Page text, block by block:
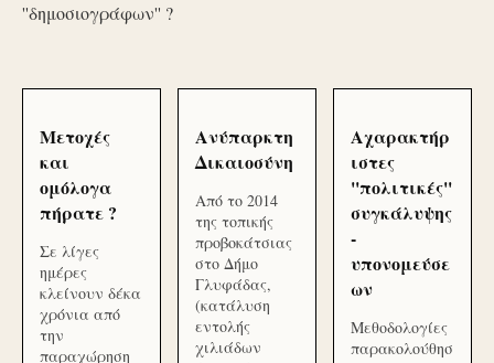
''δημοσιογράφων'' ?
Μετοχές
και
ομόλογα
πήρατε ?
Σε λίγες
ημέρες
κλείνουν δέκα
χρόνια από
την
παραχώρηση
Ανύπαρκτη
Δικαιοσύνη
Από το 2014
της τοπικής
προβοκάτσιας
στο Δήμο
Γλυφάδας,
(κατάλυση
εντολής
χιλιάδων
Αχαρακτήρ
ιστες
''πολιτικές''
συγκάλυψης
-
υπονομεύσε
ων
Μεθοδολογίες
παρακολούθησ